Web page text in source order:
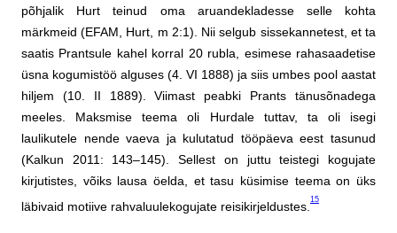
põhjalik Hurt teinud oma aruandekladesse selle kohta
märkmeid (EFAM, Hurt, m 2:1). Nii selgub sissekannetest, et ta
saatis Prantsule kahel korral 20 rubla, esimese rahasaadetise
üsna kogumistöö alguses (4. VI 1888) ja siis umbes pool aastat
hiljem (10. II 1889). Viimast peabki Prants tänusõnadega
meeles. Maksmise teema oli Hurdale tuttav, ta oli isegi
laulikutele nende vaeva ja kulutatud tööpäeva eest tasunud
(Kalkun 2011: 143–145). Sellest on juttu teistegi kogujate
kirjutistes, võiks lausa öelda, et tasu küsimise teema on üks
läbivaid motiive rahvaluulekogujate reisikirjeldustes.
15